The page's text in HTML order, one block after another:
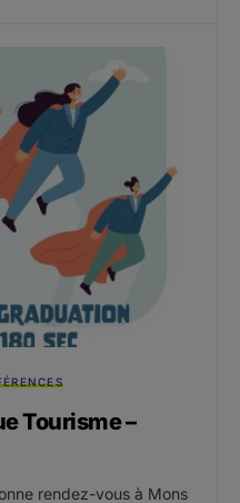
Tourisme –
rendez-vous à Mons